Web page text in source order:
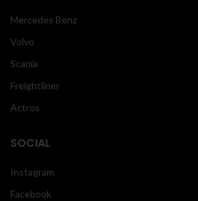
Mercedes Benz
Volvo
Scania
Freightliner
Actros
SOCIAL
Instagram
Facebook